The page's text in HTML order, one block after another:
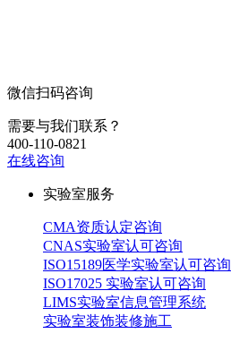
微信扫码咨询
需要与我们联系？
400-110-0821
在线咨询
实验室服务
CMA资质认定咨询
CNAS实验室认可咨询
ISO15189医学实验室认可咨询
ISO17025 实验室认可咨询
LIMS实验室信息管理系统
实验室装饰装修施工